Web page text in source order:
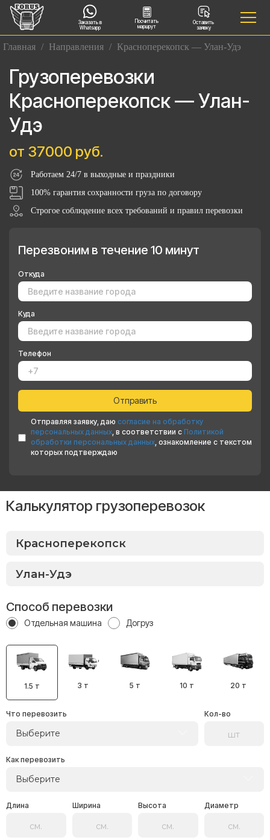
Заказать в
Whatsapp
Посчитать
маршрут
Оставить
заявку
Главная / Направления / Красноперекопск — Улан-Удэ
Грузоперевозки
Красноперекопск — Улан-
Удэ
от 37000 руб.
Работаем 24/7 в выходные и праздники
100% гарантия сохранности груза по договору
Строгое соблюдение всех требований и правил перевозки
Перезвоним в течение 10 минут
Откуда
Куда
Телефон
Отправляя заявку, даю согласие на обработку
персональных данных, в соответствии с Политикой
обработки персональных данных, ознакомление с текстом
которых подтверждаю
Калькулятор грузоперевозок
Способ перевозки
Отдельная машина Догруз
1.5 т 3 т 5 т 10 т 20 т
Что перевозить
Выберите
Кол-во
Как перевозить
Выберите
Длина Ширина Высота Диаметр